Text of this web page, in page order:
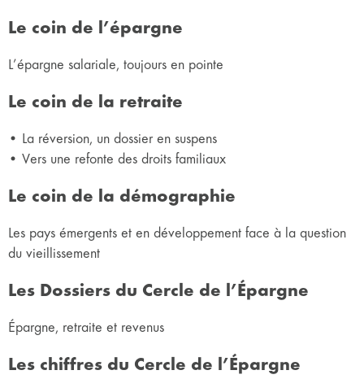
Le coin de l’épargne
L’épargne salariale, toujours en pointe
Le coin de la retraite
• La réversion, un dossier en suspens
• Vers une refonte des droits familiaux
Le coin de la démographie
Les pays émergents et en développement face à la question
du vieillissement
Les Dossiers du Cercle de l’Épargne
Épargne, retraite et revenus
Les chiffres du Cercle de l’Épargne